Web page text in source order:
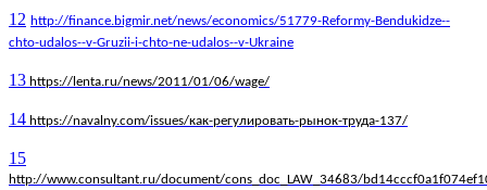
12 http://finance.bigmir.net/news/economics/51779-Reformy-Bendukidze--
chto-udalos--v-Gruzii-i-chto-ne-udalos--v-Ukraine
13 https://lenta.ru/news/2011/01/06/wage/
14 https://navalny.com/issues/как-регулировать-рынок-труда-137/
15
http://www.consultant.ru/document/cons_doc_LAW_34683/